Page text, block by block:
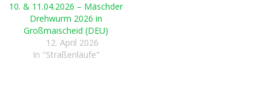
10. & 11.04.2026 – Mäschder
Drehwurm 2026 in
Großmaischeid (DEU)
12. April 2026
In "Straßenläufe"